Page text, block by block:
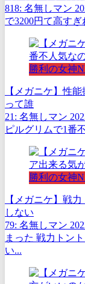
818: 名無しマン
で3200円て高すぎ
勝利の女神
【メガニケ】性
って誰
21: 名無しマン
ピルグリムで1番
勝利の女神
【メガニケ】戦
しない
79: 名無しマン
まった 戦力トン
い...